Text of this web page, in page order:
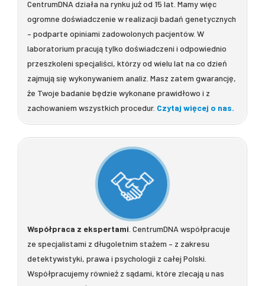
CentrumDNA działa na rynku już od 15 lat. Mamy więc
ogromne doświadczenie w realizacji badań genetycznych
– podparte opiniami zadowolonych pacjentów. W
laboratorium pracują tylko doświadczeni i odpowiednio
przeszkoleni specjaliści, którzy od wielu lat na co dzień
zajmują się wykonywaniem analiz. Masz zatem gwarancję,
że Twoje badanie będzie wykonane prawidłowo i z
zachowaniem wszystkich procedur. Czytaj więcej o nas.
Współpraca z ekspertami. CentrumDNA współpracuje
ze specjalistami z długoletnim stażem – z zakresu
detektywistyki, prawa i psychologii z całej Polski.
Współpracujemy również z sądami, które zlecają u nas